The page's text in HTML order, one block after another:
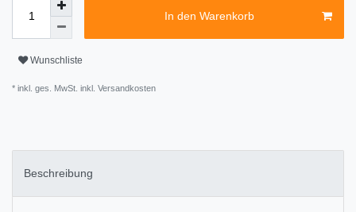
In den Warenkorb
Wunschliste
* inkl. ges. MwSt. inkl. Versandkosten
Beschreibung